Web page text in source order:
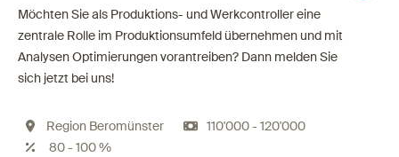
Möchten Sie als Produktions- und Werkcontroller eine
zentrale Rolle im Produktionsumfeld übernehmen und mit
Analysen Optimierungen vorantreiben? Dann melden Sie
sich jetzt bei uns!
Region Beromünster
110'000 - 120'000
80 - 100 %